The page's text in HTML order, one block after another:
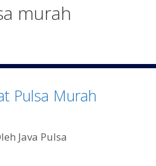
murah
Pulsa Murah
Java Pulsa